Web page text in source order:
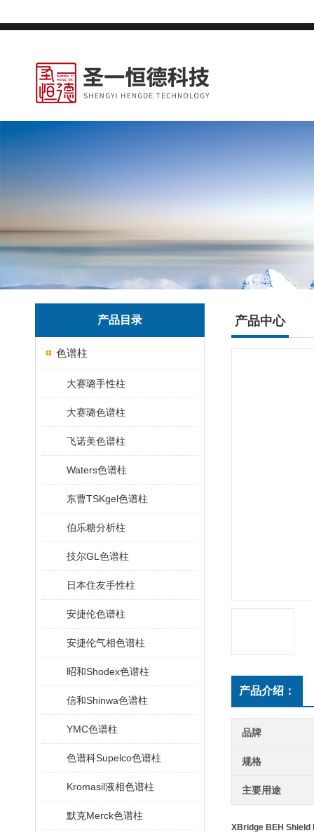
产品目录
色谱柱
大赛璐手性柱
大赛璐色谱柱
飞诺美色谱柱
Waters色谱柱
东曹TSKgel色谱柱
伯乐糖分析柱
技尔GL色谱柱
日本住友手性柱
安捷伦色谱柱
安捷伦气相色谱柱
昭和Shodex色谱柱
信和Shinwa色谱柱
YMC色谱柱
色谱科Supelco色谱柱
Kromasil液相色谱柱
默克Merck色谱柱
产品中心
产品介绍：
品牌
规格
主要用途
XBridge BEH Shield